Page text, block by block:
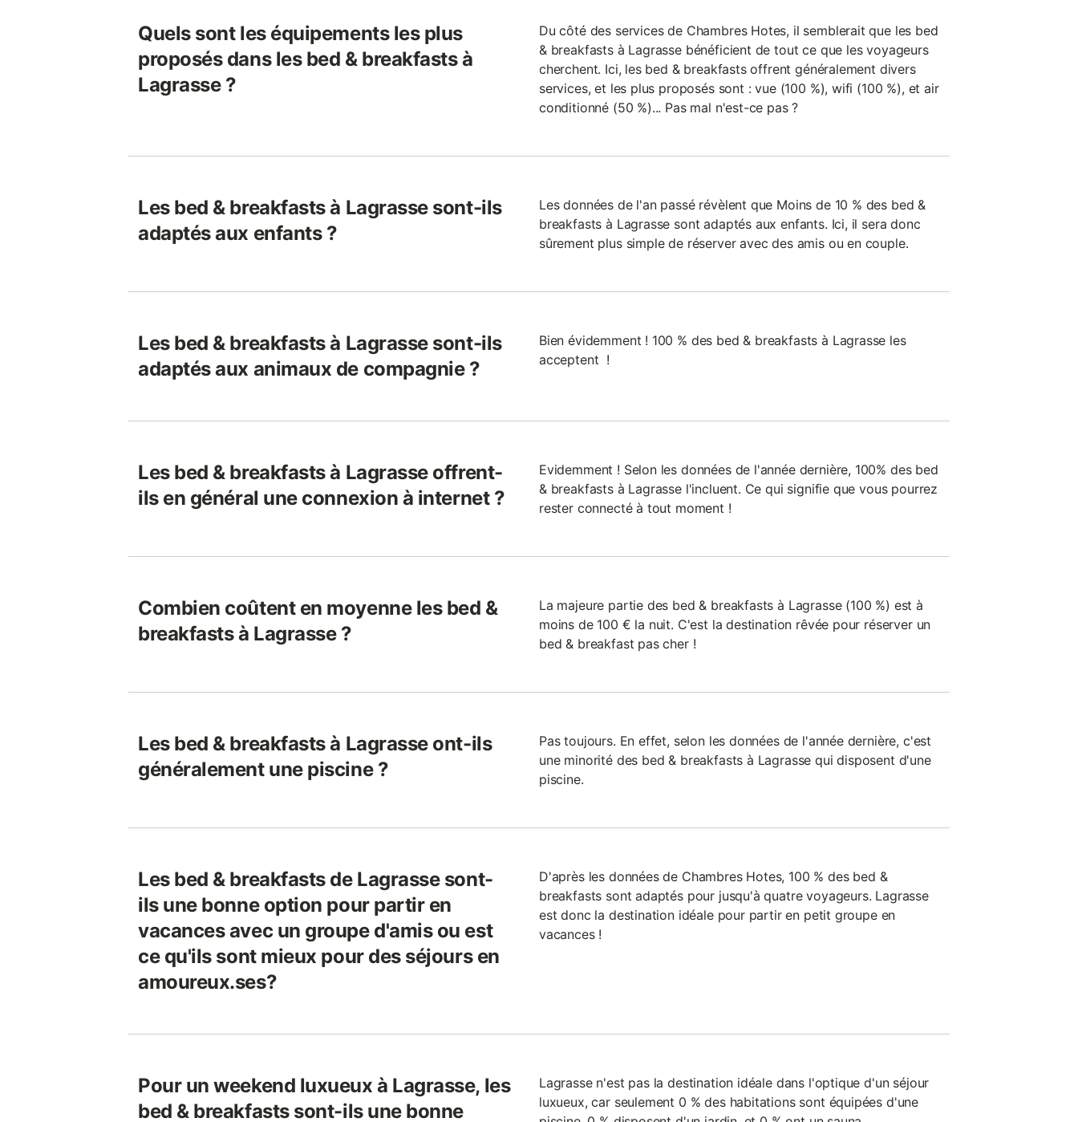
Quels sont les équipements les plus
proposés dans les bed & breakfasts à
Lagrasse ?
Du côté des services de Chambres Hotes, il semblerait que les bed
& breakfasts à Lagrasse bénéficient de tout ce que les voyageurs
cherchent. Ici, les bed & breakfasts offrent généralement divers
services, et les plus proposés sont : vue (100 %), wifi (100 %), et air
conditionné (50 %)... Pas mal n'est-ce pas ?
Les bed & breakfasts à Lagrasse sont-ils
adaptés aux enfants ?
Les données de l'an passé révèlent que Moins de 10 % des bed &
breakfasts à Lagrasse sont adaptés aux enfants. Ici, il sera donc
sûrement plus simple de réserver avec des amis ou en couple.
Les bed & breakfasts à Lagrasse sont-ils
adaptés aux animaux de compagnie ?
Bien évidemment ! 100 % des bed & breakfasts à Lagrasse les
acceptent !
Les bed & breakfasts à Lagrasse offrent-
ils en général une connexion à internet ?
Evidemment ! Selon les données de l'année dernière, 100% des bed
& breakfasts à Lagrasse l'incluent. Ce qui signifie que vous pourrez
rester connecté à tout moment !
Combien coûtent en moyenne les bed &
breakfasts à Lagrasse ?
La majeure partie des bed & breakfasts à Lagrasse (100 %) est à
moins de 100 € la nuit. C'est la destination rêvée pour réserver un
bed & breakfast pas cher !
Les bed & breakfasts à Lagrasse ont-ils
généralement une piscine ?
Pas toujours. En effet, selon les données de l'année dernière, c'est
une minorité des bed & breakfasts à Lagrasse qui disposent d'une
piscine.
Les bed & breakfasts de Lagrasse sont-
ils une bonne option pour partir en
vacances avec un groupe d'amis ou est
ce qu'ils sont mieux pour des séjours en
amoureux.ses?
D'après les données de Chambres Hotes, 100 % des bed &
breakfasts sont adaptés pour jusqu'à quatre voyageurs. Lagrasse
est donc la destination idéale pour partir en petit groupe en
vacances !
Pour un weekend luxueux à Lagrasse, les
bed & breakfasts sont-ils une bonne
Lagrasse n'est pas la destination idéale dans l'optique d'un séjour
luxueux, car seulement 0 % des habitations sont équipées d'une